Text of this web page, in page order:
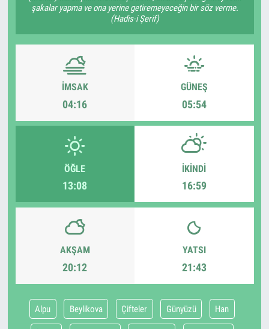
şakalar yapma ve ona yerine getiremeyeceğin bir söz verme.
(Hadis-i Şerif)
İMSAK
04:16
GÜNEŞ
05:54
ÖĞLE
13:08
İKINDI
16:59
AKŞAM
20:12
YATSI
21:43
Alpu Beylikova Çifteler Günyüzü Han